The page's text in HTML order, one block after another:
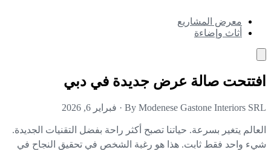
معرض المشاريع
أثاث وإضاءة
صالة عرض جديدة في دبي
By Modenese Gastone Interiors
·فبراير 6, 2026
يتغير بسرعة. حياتنا تصبح أكثر راحة بفضل التقنيات الجديدة.
واحد فقط ثابت. هذا هو رغبة الشخص في تحقيق النجاح في